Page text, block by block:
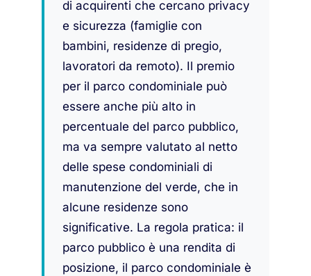
di acquirenti che cercano privacy
e sicurezza (famiglie con
bambini, residenze di pregio,
lavoratori da remoto). Il premio
per il parco condominiale può
essere anche più alto in
percentuale del parco pubblico,
ma va sempre valutato al netto
delle spese condominiali di
manutenzione del verde, che in
alcune residenze sono
significative. La regola pratica: il
parco pubblico è una rendita di
posizione, il parco condominiale è